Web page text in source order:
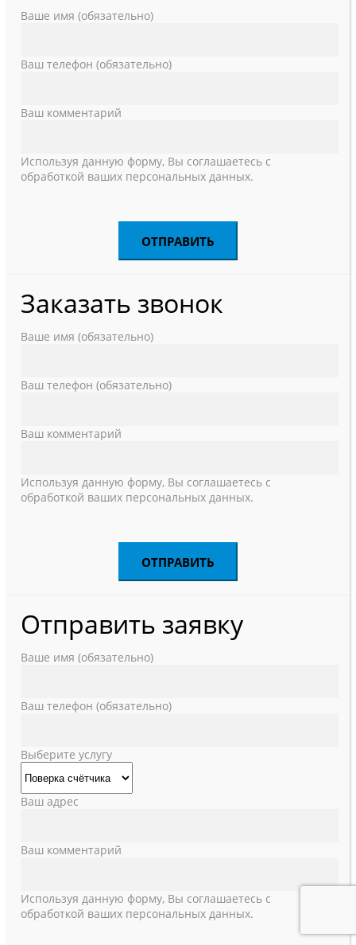
Ваше имя (обязательно)
Ваш телефон (обязательно)
Ваш комментарий
Используя данную форму, Вы соглашаетесь с
обработкой ваших персональных данных.
Заказать звонок
Ваше имя (обязательно)
Ваш телефон (обязательно)
Ваш комментарий
Используя данную форму, Вы соглашаетесь с
обработкой ваших персональных данных.
Отправить заявку
Ваше имя (обязательно)
Ваш телефон (обязательно)
Выберите услугу
Ваш адрес
Ваш комментарий
Используя данную форму, Вы соглашаетесь с
обработкой ваших персональных данных.